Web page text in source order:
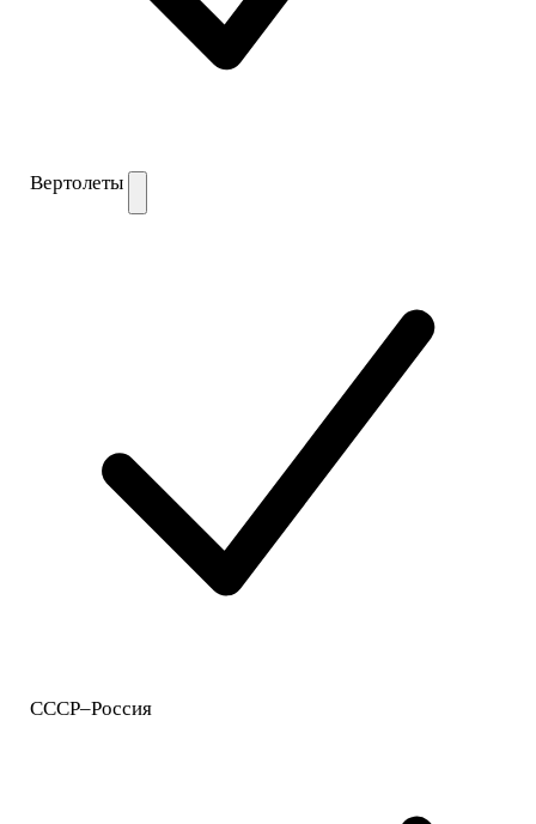
Вертолеты
СССР–Россия